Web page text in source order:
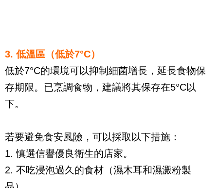
3. 低溫區（低於7°C）
低於7°C的環境可以抑制細菌增長，延長食物保
存期限。已烹調食物，建議將其保存在5°C以
下。
若要避免食安風險，可以採取以下措施：
1. 慎選信譽優良衛生的店家。
2. 不吃浸泡過久的食材（濕木耳和濕澱粉製